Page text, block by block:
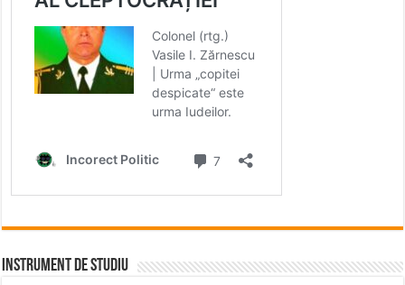
INSTRUMENT DE STUDIU